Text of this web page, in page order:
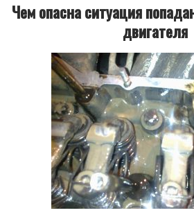
Чем опасна ситуация
двигателя